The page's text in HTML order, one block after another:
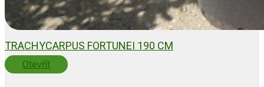
TRACHYCARPUS FORTUNEI 190 CM
Otevřít